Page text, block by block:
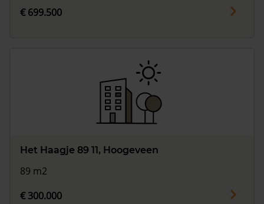
€ 699.500
Het Haagje 89 11, Hoogeveen
89 m2
€ 300.000